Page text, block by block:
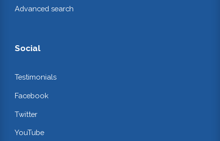
Advanced search
Social
Testimonials
Facebook
Twitter
YouTube